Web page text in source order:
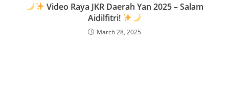
Video Raya JKR Daerah Yan 2025 – Salam
Aidilfitri!
March 28, 2025